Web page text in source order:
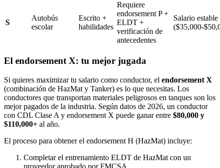
S
Autobús
escolar
Escrito +
habilidades
Requiere
endorsement P +
ELDT +
verificación de
antecedentes
Salario estable
($35,000-
El endorsement X: tu mejor jugada
Si quieres maximizar tu salario como conductor, el endorsement X
(combinación de HazMat y Tanker) es lo que necesitas. Los
conductores que transportan materiales peligrosos en tanques son los
mejor pagados de la industria. Según datos de 2026, un conductor
con CDL Clase A y endorsement X puede ganar entre $80,000 y
$110,000+ al año.
El proceso para obtener el endorsement H (HazMat) incluye:
Completar el entrenamiento ELDT de HazMat con un
proveedor aprobado por FMCSA